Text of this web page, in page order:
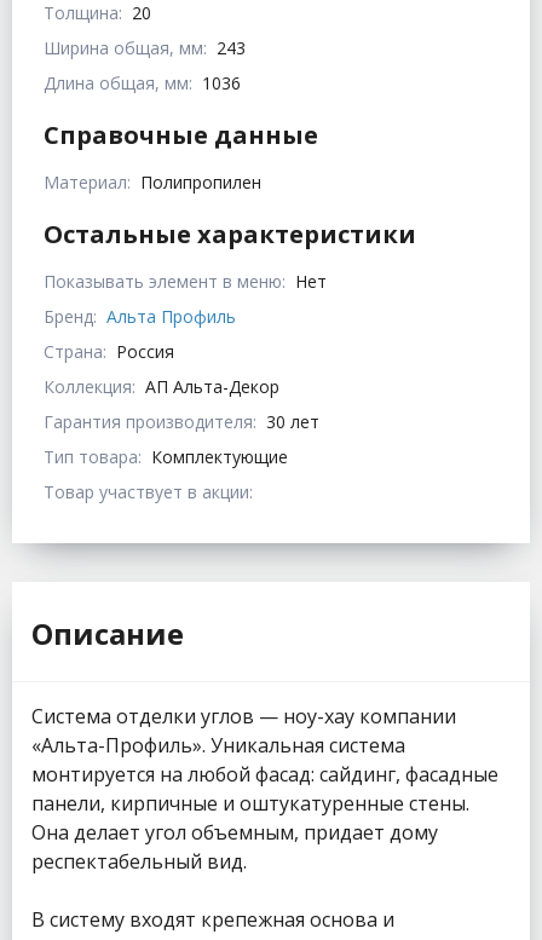
Толщина: 20
Ширина общая, мм: 243
Длина общая, мм: 1036
Справочные данные
Материал: Полипропилен
Остальные характеристики
Показывать элемент в меню: Нет
Бренд: Альта Профиль
Страна: Россия
Коллекция: АП Альта-Декор
Гарантия производителя: 30 лет
Тип товара: Комплектующие
Товар участвует в акции:
Описание
Система отделки углов — ноу-хау компании
«Альта-Профиль». Уникальная система
монтируется на любой фасад: сайдинг, фасадные
панели, кирпичные и оштукатуренные стены.
Она делает угол объемным, придает дому
респектабельный вид.
В систему входят крепежная основа и